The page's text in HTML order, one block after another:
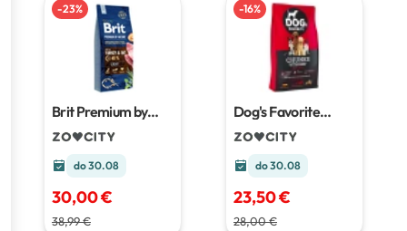
-23%
Brit Premium by
do 30.08
30,00 €
38,99 €
-16%
Dog's Favorite
kg
do 30.08
23,50 €
28,00 €